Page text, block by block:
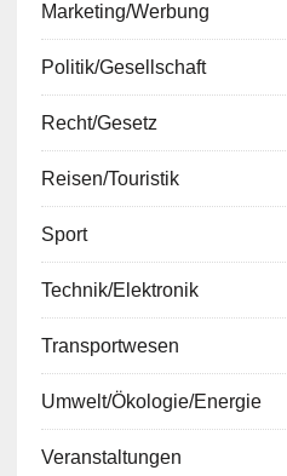
Marketing/Werbung
Politik/Gesellschaft
Recht/Gesetz
Reisen/Touristik
Sport
Technik/Elektronik
Transportwesen
Umwelt/Ökologie/Energie
Veranstaltungen